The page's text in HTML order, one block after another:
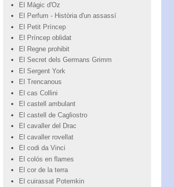
El Màgic d'Oz
El Perfum - Història d'un assassí
El Petit Príncep
El Príncep oblidat
El Regne prohibit
El Secret dels Germans Grimm
El Sergent York
El Trencanous
El cas Collini
El castell ambulant
El castell de Cagliostro
El cavaller del Drac
El cavaller rovellat
El codi da Vinci
El colós en flames
El cor de la terra
El cuirassat Potemkin